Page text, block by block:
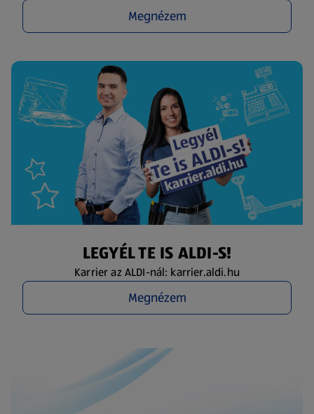
Megnézem
LEGYÉL TE IS ALDI-S!
Karrier az ALDI-nál: karrier.aldi.hu
Megnézem